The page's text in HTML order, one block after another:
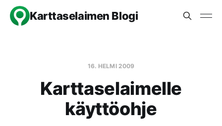
Karttaselaimen Blogi
16. HELMI 2009
Karttaselaimelle
käyttöohje